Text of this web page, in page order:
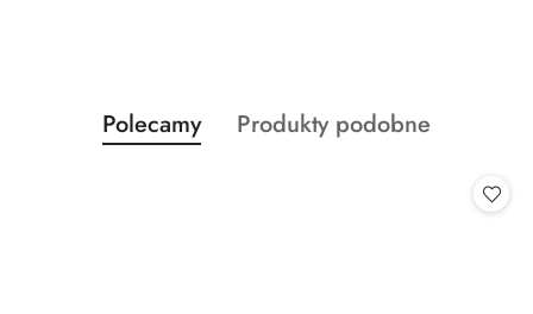
Pomiń karuzelę produktów
Produkty
o
Polecamy
Produkty
Produkty podobne